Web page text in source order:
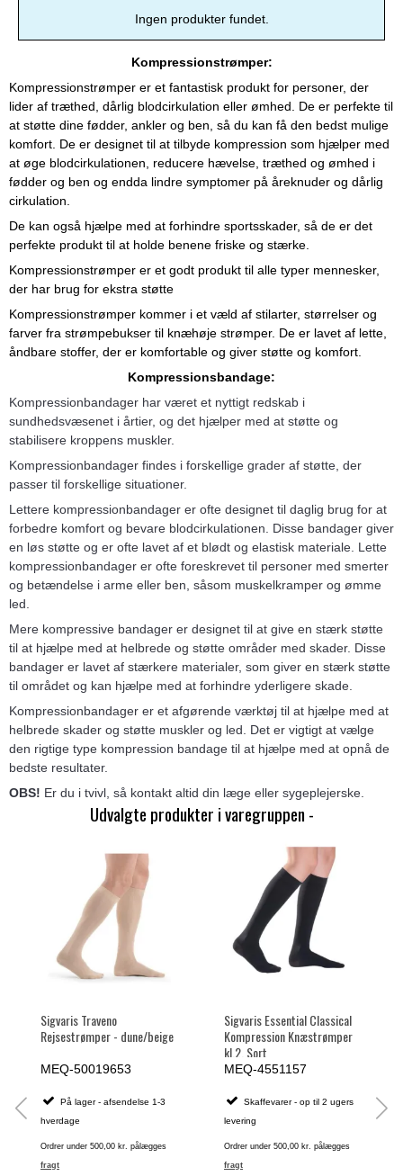
Ingen produkter fundet.
Kompressionstrømper:
Kompressionstrømper er et fantastisk produkt for personer, der
lider af træthed, dårlig blodcirkulation eller ømhed. De er perfekte til
at støtte dine fødder, ankler og ben, så du kan få den bedst mulige
komfort. De er designet til at tilbyde kompression som hjælper med
at øge blodcirkulationen, reducere hævelse, træthed og ømhed i
fødder og ben og endda lindre symptomer på åreknuder og dårlig
cirkulation.
De kan også hjælpe med at forhindre sportsskader, så de er det
perfekte produkt til at holde benene friske og stærke.
Kompressionstrømper er et godt produkt til alle typer mennesker,
der har brug for ekstra støtte
Kompressionstrømper kommer i et væld af stilarter, størrelser og
farver fra strømpebukser til knæhøje strømper. De er lavet af lette,
åndbare stoffer, der er komfortable og giver støtte og komfort.
Kompressionsbandage:
Kompressionbandager har været et nyttigt redskab i
sundhedsvæsenet i årtier, og det hjælper med at støtte og
stabilisere kroppens muskler.
Kompressionbandager findes i forskellige grader af støtte, der
passer til forskellige situationer.
Lettere kompressionbandager er ofte designet til daglig brug for at
forbedre komfort og bevare blodcirkulationen. Disse bandager giver
en løs støtte og er ofte lavet af et blødt og elastisk materiale. Lette
kompressionbandager er ofte foreskrevet til personer med smerter
og betændelse i arme eller ben, såsom muskelkramper og ømme
led.
Mere kompressive bandager er designet til at give en stærk støtte
til at hjælpe med at helbrede og støtte områder med skader. Disse
bandager er lavet af stærkere materialer, som giver en stærk støtte
til området og kan hjælpe med at forhindre yderligere skade.
Kompressionbandager er et afgørende værktøj til at hjælpe med at
helbrede skader og støtte muskler og led. Det er vigtigt at vælge
den rigtige type kompression bandage til at hjælpe med at opnå de
bedste resultater.
OBS! Er du i tvivl, så kontakt altid din læge eller sygeplejerske.
Udvalgte produkter i varegruppen -
Sigvaris Traveno
Rejsestrømper - dune/beige
MEQ-50019653
På lager - afsendelse 1-3
hverdage
Ordrer under 500,00 kr. pålægges
fragt
Sigvaris Essential Classical
Kompression Knæstrømper
kl.2, Sort
MEQ-4551157
Skaffevarer - op til 2 ugers
levering
Ordrer under 500,00 kr. pålægges
fragt